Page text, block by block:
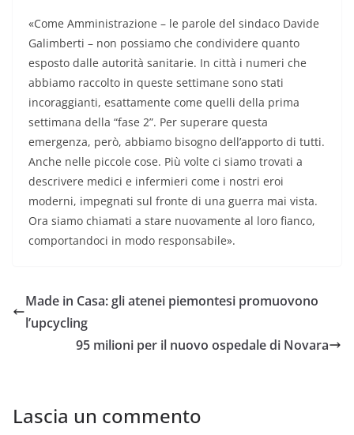
«Come Amministrazione – le parole del sindaco Davide
Galimberti – non possiamo che condividere quanto
esposto dalle autorità sanitarie. In città i numeri che
abbiamo raccolto in queste settimane sono stati
incoraggianti, esattamente come quelli della prima
settimana della “fase 2”. Per superare questa
emergenza, però, abbiamo bisogno dell’apporto di tutti.
Anche nelle piccole cose. Più volte ci siamo trovati a
descrivere medici e infermieri come i nostri eroi
moderni, impegnati sul fronte di una guerra mai vista.
Ora siamo chiamati a stare nuovamente al loro fianco,
comportandoci in modo responsabile».
Made in Casa: gli atenei piemontesi promuovono
l’upcycling
95 milioni per il nuovo ospedale di Novara
Lascia un commento